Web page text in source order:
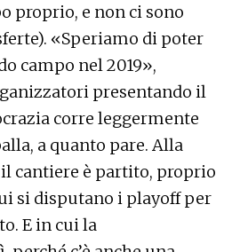
proprio, e non ci sono
«Speriamo di poter
campo nel 2019»,
presentando il
corre leggermente
a quanto pare. Alla
cantiere è partito, proprio
si disputano i playoff per
E in cui la